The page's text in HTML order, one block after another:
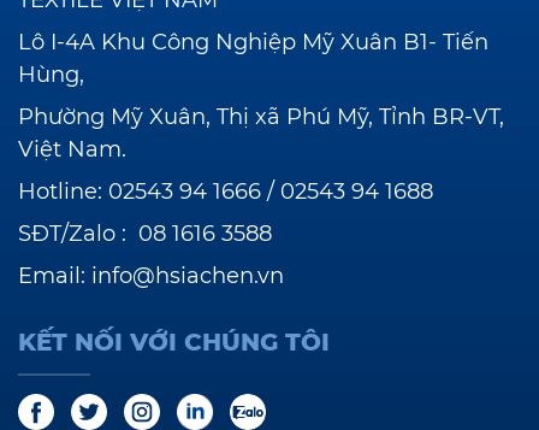
Lô I-4A Khu Công Nghiệp Mỹ Xuân B1- Tiến
Hùng,
Phường Mỹ Xuân, Thị xã Phú Mỹ, Tỉnh BR-VT,
Việt Nam.
Hotline: 02543 94 1666 / 02543 94 1688
SĐT/Zalo : 08 1616 3588
Email: info@hsiachen.vn
KẾT NỐI VỚI CHÚNG TÔI